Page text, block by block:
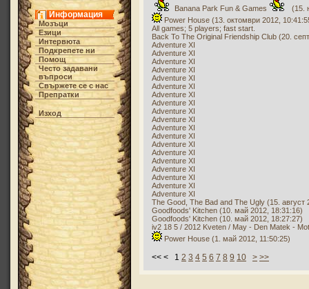
Информация
Мозъци
Езици
Интервюта
Подкрепете ни
Помощ
Често задавани
въпроси
Свържете се с нас
Препратки
Изход
Banana Park Fun & Games
(15.
Power House (13. октомври 2012,
All games; 5 players; fast start.
Back To The Original Friendship Club (20.
Adventure XI
Adventure XI
Adventure XI
Adventure XI
Adventure XI
Adventure XI
Adventure XI
Adventure XI
Adventure XI
Adventure XI
Adventure XI
Adventure XI
Adventure XI
Adventure XI
Adventure XI
Adventure XI
Adventure XI
Adventure XI
Adventure XI
The Good, The Bad and The Ugly (15. август
Goodfoods' Kitchen (10. май 2012, 18:31:16)
Goodfoods' Kitchen (10. май 2012, 18:27:27)
iv2 18 5 / 2012 Kveten / May - Den Matek -
Power House (1. май 2012, 11:50:25)
<< < 1 2 3 4 5 6 7 8 9 10 > >>